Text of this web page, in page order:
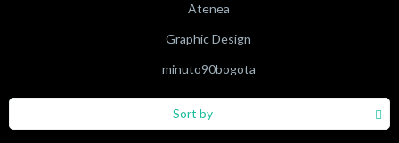
Atenea
Graphic Design
minuto90bogota
Sort by